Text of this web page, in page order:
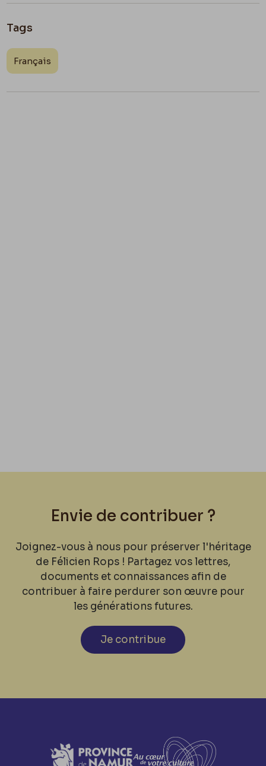
Tags
Français
Envie de contribuer ?
Joignez-vous à nous pour préserver l'héritage
de Félicien Rops ! Partagez vos lettres,
documents et connaissances afin de
contribuer à faire perdurer son œuvre pour
les générations futures.
Je contribue